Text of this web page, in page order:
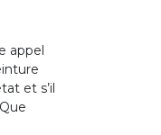
appel
et s’il